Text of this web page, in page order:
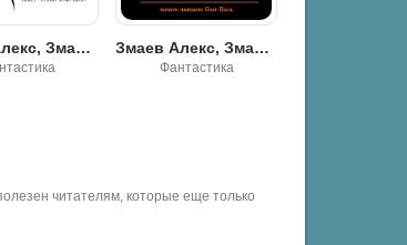
Змаев Алекс, Змаева Ангелина - Подарки весны Змаев Алекс, Змаева Ангелина - Песок под солнцем
Фантастика
читателям, которые еще только